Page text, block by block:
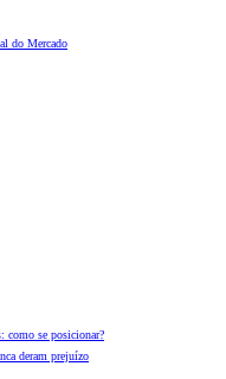
do Mercado
como se posicionar?
deram prejuízo